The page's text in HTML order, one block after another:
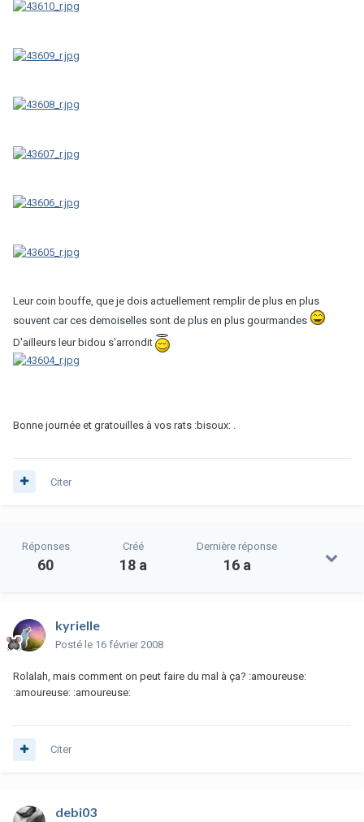
Leur coin bouffe, que je dois actuellement remplir de plus en plus
souvent car ces demoiselles sont de plus en plus gourmandes
D'ailleurs leur bidou s'arrondit
Bonne journée et gratouilles à vos rats :bisoux: .
Citer
Réponses
60
Créé
18 a
Dernière réponse
16 a
kyrielle
Posté le 16 février 2008
Rolalah, mais comment on peut faire du mal à ça? :amoureuse:
:amoureuse: :amoureuse:
Citer
debi03